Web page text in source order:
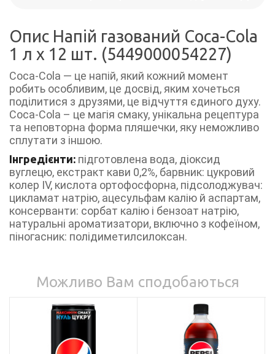
Опис Напій газований Coca-Сola
1 л x 12 шт. (5449000054227)
Coca‑Cola — це напій, який кожний момент
робить особливим, це досвід, яким хочеться
поділитися з друзями, це відчуття єдиного духу.
Coca‑Cola – це магія смаку, унікальна рецептура
та неповторна форма пляшечки, яку неможливо
сплутати з іншою.
Інгредієнти: підготовлена вода, діоксид
вуглецю, екстракт кави 0,2%, барвник: цукровий
колер IV, кислота ортофосфорна, підсолоджувач:
цикламат натрію, ацесульфам калію й аспартам,
консерванти: сорбат калію і бензоат натрію,
натуральні ароматизатори, включно з кофеїном,
піногасник: полідиметилсилоксан.
Можливо Вам сподобаються